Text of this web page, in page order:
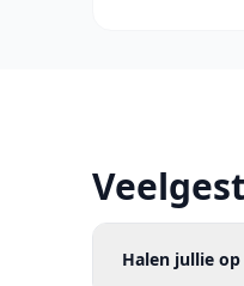
Halen jullie